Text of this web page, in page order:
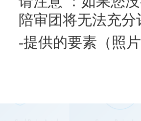
陪审团将无法充
-提供的要素（照